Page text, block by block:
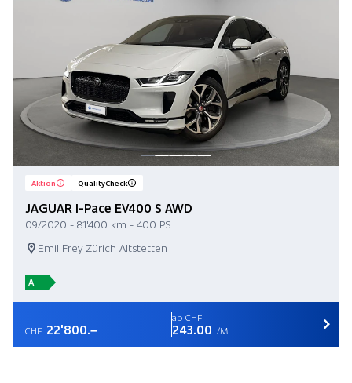
Aktion QualityCheck
JAGUAR I-Pace EV400 S AWD
09/2020 - 81'400 km - 400 PS
Emil Frey Zürich Altstetten
A
CHF 22'800.–
ab CHF
243.00 /Mt.